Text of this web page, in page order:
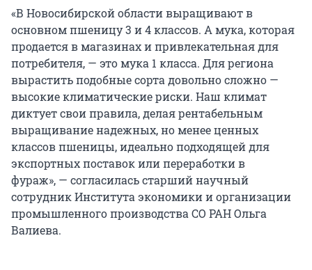
«В Новосибирской области выращивают в
основном пшеницу 3 и 4 классов. А мука, которая
продается в магазинах и привлекательная для
потребителя, — это мука 1 класса. Для региона
вырастить подобные сорта довольно сложно —
высокие климатические риски. Наш климат
диктует свои правила, делая рентабельным
выращивание надежных, но менее ценных
классов пшеницы, идеально подходящей для
экспортных поставок или переработки в
фураж», — согласилась старший научный
сотрудник Института экономики и организации
промышленного производства СО РАН Ольга
Валиева.